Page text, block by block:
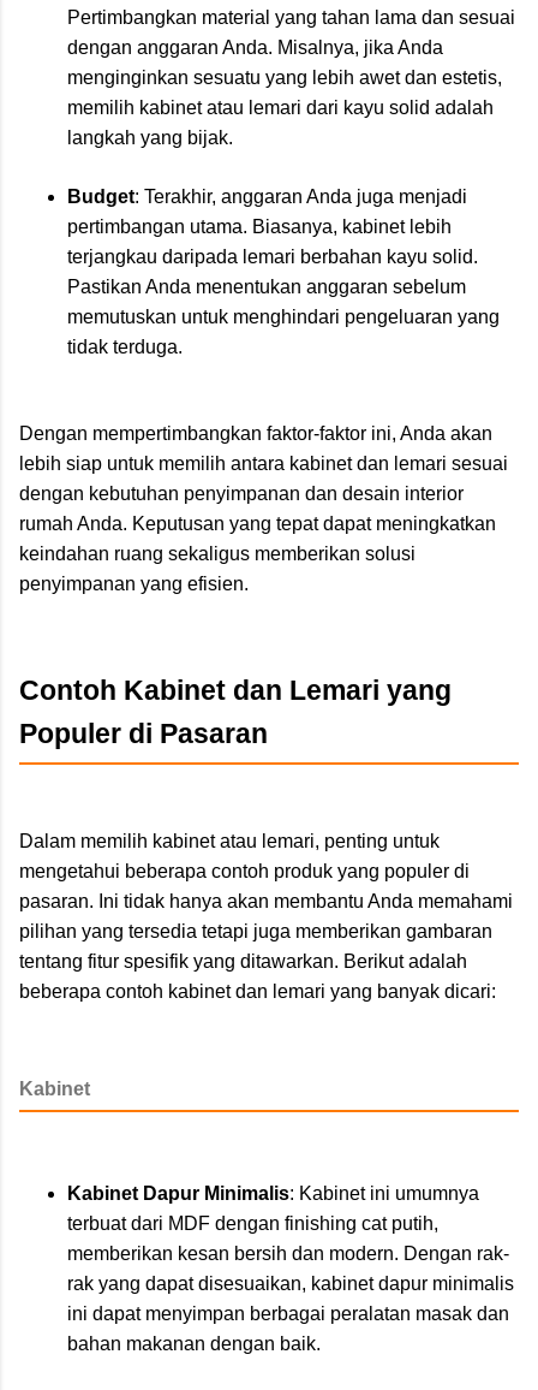
Pertimbangkan material yang tahan lama dan sesuai
dengan anggaran Anda. Misalnya, jika Anda
menginginkan sesuatu yang lebih awet dan estetis,
memilih kabinet atau lemari dari kayu solid adalah
langkah yang bijak.
Budget: Terakhir, anggaran Anda juga menjadi
pertimbangan utama. Biasanya, kabinet lebih
terjangkau daripada lemari berbahan kayu solid.
Pastikan Anda menentukan anggaran sebelum
memutuskan untuk menghindari pengeluaran yang
tidak terduga.
Dengan mempertimbangkan faktor-faktor ini, Anda akan
lebih siap untuk memilih antara kabinet dan lemari sesuai
dengan kebutuhan penyimpanan dan desain interior
rumah Anda. Keputusan yang tepat dapat meningkatkan
keindahan ruang sekaligus memberikan solusi
penyimpanan yang efisien.
Contoh Kabinet dan Lemari yang
Populer di Pasaran
Dalam memilih kabinet atau lemari, penting untuk
mengetahui beberapa contoh produk yang populer di
pasaran. Ini tidak hanya akan membantu Anda memahami
pilihan yang tersedia tetapi juga memberikan gambaran
tentang fitur spesifik yang ditawarkan. Berikut adalah
beberapa contoh kabinet dan lemari yang banyak dicari:
Kabinet
Kabinet Dapur Minimalis: Kabinet ini umumnya
terbuat dari MDF dengan finishing cat putih,
memberikan kesan bersih dan modern. Dengan rak-
rak yang dapat disesuaikan, kabinet dapur minimalis
ini dapat menyimpan berbagai peralatan masak dan
bahan makanan dengan baik.